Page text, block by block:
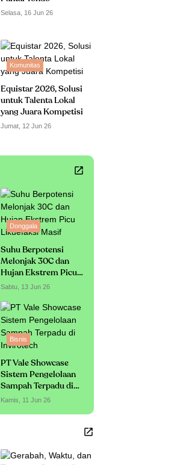
Selasa, 16 Jun 26
Komunitas
Equistar 2026, Solusi
untuk Talenta Lokal
yang Juara Kompetisi
Jumat, 12 Jun 26
Donggala
Suhu Berpotensi
Melonjak 30C dan
Hujan Ekstrem Picu
Likuefaksi Masif
Sabtu, 13 Jun 26
Bisnis
PT Vale Showcase
Sistem Pengelolaan
Sampah Terpadu di
Invirotech
Kamis, 11 Jun 26